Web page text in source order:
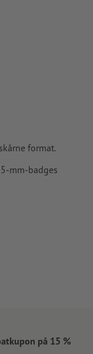
format.
mm-badges
på 15 %